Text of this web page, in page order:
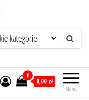
Menu
0
0,00 zł